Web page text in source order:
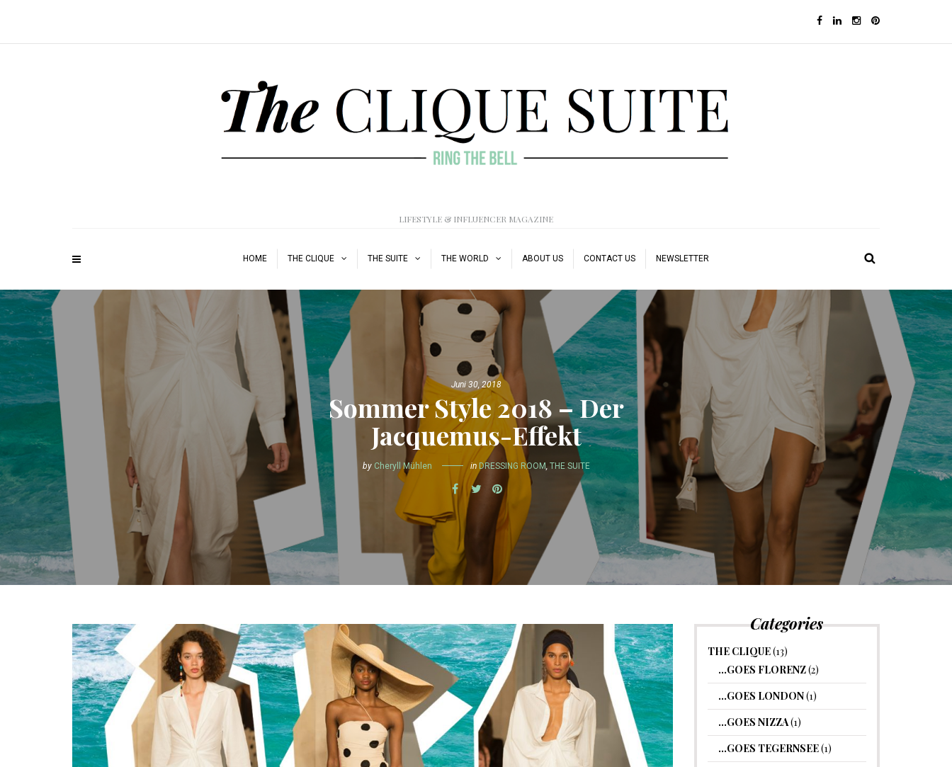
LIFESTYLE & INFLUENCER MAGAZINE
HOME THE CLIQUE THE SUITE THE WORLD ABOUT US CONTACT US NEWSLETTER
Juni 30, 2018
Sommer Style 2018 – Der
Jacquemus-Effekt
by Cheryll Mühlen in DRESSING ROOM, THE SUITE
Categories
THE CLIQUE(13)
…GOES FLORENZ(2)
…GOES LONDON(1)
…GOES NIZZA(1)
…GOES TEGERNSEE(1)